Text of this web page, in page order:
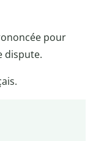
pour
dispute.